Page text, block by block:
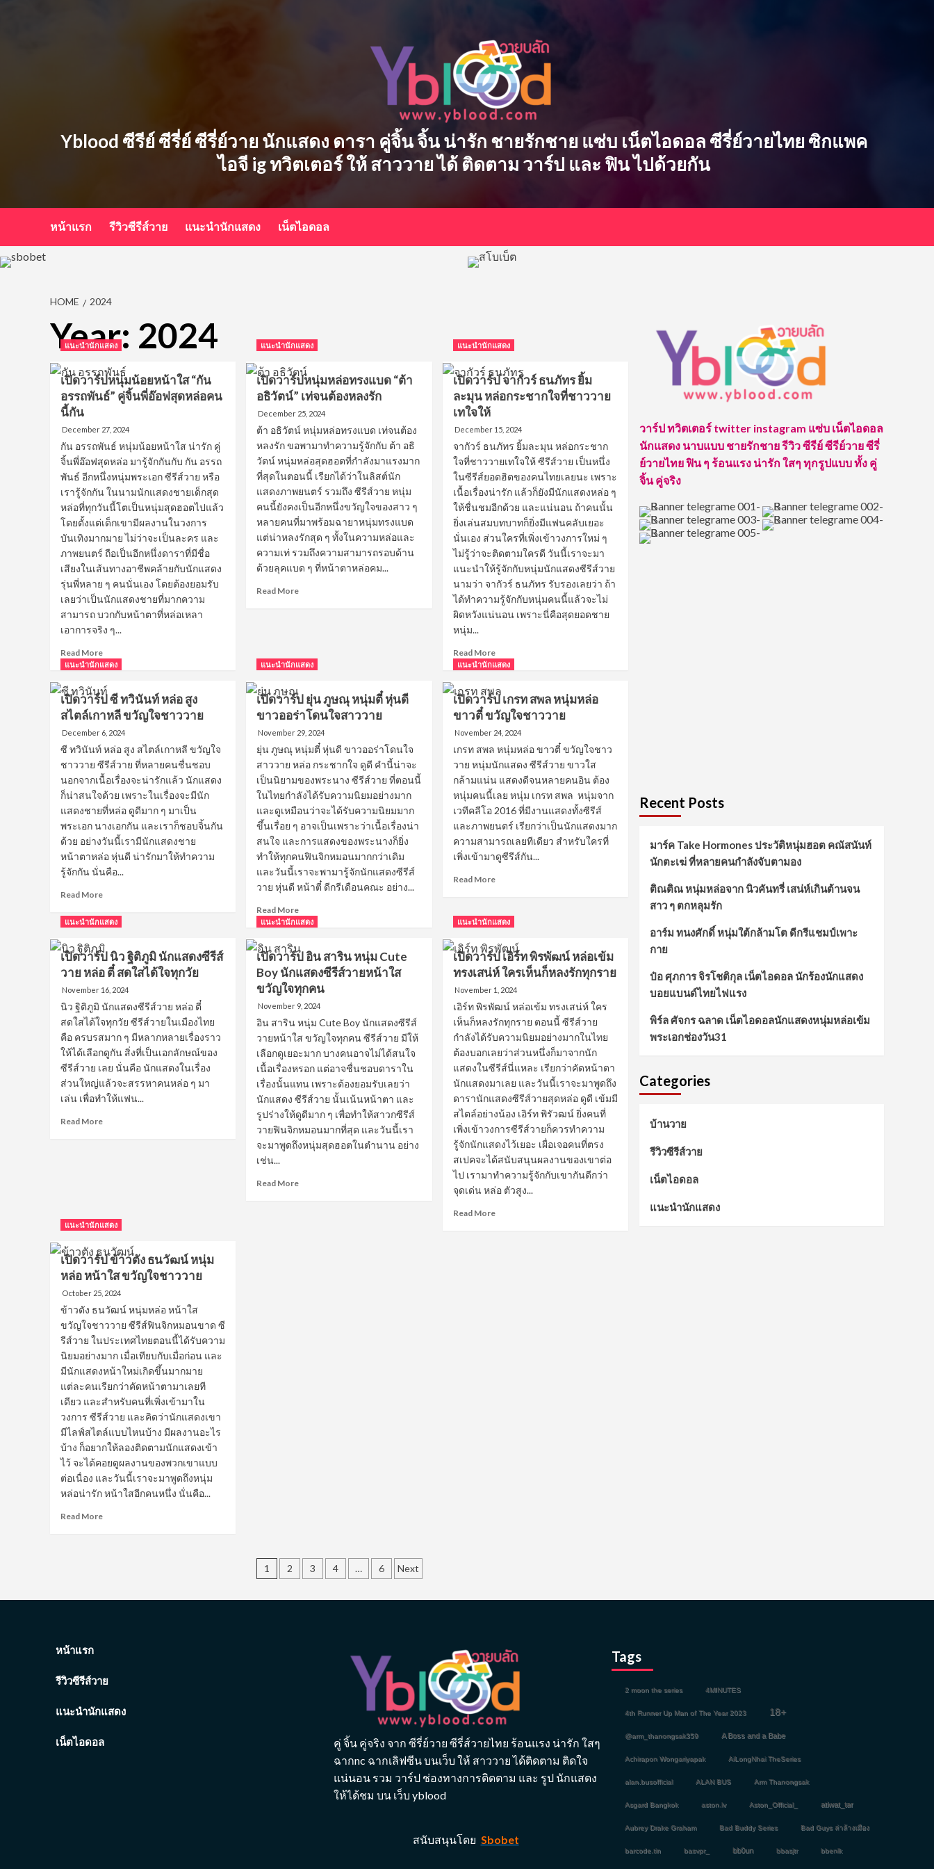
Yblood ซีรีย์ ซีรี่ย์ ซีรี่ย์วาย นักแสดง ดารา คู่จิ้น จิ้น น่ารัก ชายรักชาย แซ่บ เน็ตไอดอล ซีรี่ย์วายไทย ซิกแพค
ไอจี ig ทวิตเตอร์ ให้ สาววาย ได้ ติดตาม วาร์ป และ ฟิน ไปด้วยกัน
หน้าแรก รีวิวซีรีส์วาย แนะนำนักแสดง เน็ตไอดอล
HOME 2024
Year: 2024
แนะนำนักแสดง
เปิดวาร์ปหนุ่มน้อยหน้าใส “กัน
อรรถพันธ์” คู่จิ้นพี่อ๊อฟสุดหล่อคน
นี้กัน
December 27, 2024
กัน อรรถพันธ์ หนุ่มน้อยหน้าใส น่ารัก คู่
จิ้นพี่อ๊อฟสุดหล่อ มารู้จักกันกับ กัน อรรถ
พันธ์ อีกหนึ่งหนุ่มพระเอก ซีรีส์วาย หรือ
เรารู้จักกัน ในนามนักแสดงชายเด็กสุด
หล่อที่ทุกวันนี้โตเป็นหนุ่มสุดฮอตไปแล้ว
โดยตั้งแต่เด็กเขามีผลงานในวงการ
บันเทิงมากมาย ไม่ว่าจะเป็นละคร และ
ภาพยนตร์ ถือเป็นอีกหนึ่งดาราที่มีชื่อ
เสียงในเส้นทางอาชีพคล้ายกับนักแสดง
รุ่นพี่หลาย ๆ คนนั่นเอง โดยต้องยอมรับ
เลยว่าเป็นนักแสดงชายที่มากความ
สามารถ บวกกับหน้าตาที่หล่อเหลา
เอาการจริง ๆ...
Read MoreRead
more
เปิด
วาร์
ป
หนุ่ม
น้อยห
น้า
ใส
“กัน
อรรถ
พันธ์”
คู่
จิ้
สุด
หล่อ
กัน
แนะนำนักแสดง
เปิดวาร์ปหนุ่มหล่อทรงแบด “ต้า
อธิวัตน์” เท่จนต้องหลงรัก
December 25, 2024
ต้า อธิวัตน์ หนุ่มหล่อทรงแบด เท่จนต้อง
หลงรัก ขอพามาทำความรู้จักกับ ต้า อธิ
วัตน์ หนุ่มหล่อสุดฮอตที่กำลังมาแรงมาก
ที่สุดในตอนนี้ เรียกได้ว่าในลิสต์นัก
แสดงภาพยนตร์ รวมถึง ซีรีส์วาย หนุ่ม
คนนี้ยังคงเป็นอีกหนึ่งขวัญใจของสาว ๆ
หลายคนที่มาพร้อมฉายาหนุ่มทรงแบด
แต่น่าหลงรักสุด ๆ ทั้งในความหล่อและ
ความเท่ รวมถึงความสามารถรอบด้าน
ด้วยลุคแบด ๆ ที่หน้าตาหล่อคม...
Read MoreRead
หนุ่ม
ทรง
แบด
“ต้า
อธิ
วัต
น์”
จน
ต้อง
หลง
รัก
แนะนำนักแสดง
เปิดวาร์ป จากัวร์ ธนภัทร ยิ้ม
ละมุน หล่อกระชากใจที่ชาววาย
เทใจให้
December 15, 2024
จากัวร์ ธนภัทร ยิ้มละมุน หล่อกระชาก
ใจที่ชาววายเทใจให้ ซีรีส์วาย เป็นหนึ่ง
ในซีรีส์ยอดฮิตของคนไทยเลยนะ เพราะ
เนื้อเรื่องน่ารัก แล้วก็ยังมีนักแสดงหล่อ ๆ
ให้ชื่นชมอีกด้วย และแน่นอน ถ้าคนนั้น
ยิ่งเล่นสมบทบาทก็ยิ่งมีแฟนคลับเยอะ
นั่นเอง ส่วนใครที่เพิ่งเข้าวงการใหม่ ๆ
ไม่รู้ว่าจะติดตามใครดี วันนี้เราจะมา
แนะนำให้รู้จักกับหนุ่มนักแสดงซีรีส์วาย
นามว่า จากัวร์ ธนภัทร รับรองเลยว่า ถ้า
ได้ทำความรู้จักกับหนุ่มคนนี้แล้วจะไม่
ผิดหวังแน่นอน เพราะนี่คือสุดยอดชาย
หนุ่ม...
Read MoreRead
more
เปิด
วาร์
ป
จากั
ธน
ภัทร
ยิ้ม
ละมุน
หล่อ
กระชาก
ชาว
ให้
แนะนำนักแสดง
เปิดวาร์ป ซี ทวินันท์ หล่อ สูง
สไตล์เกาหลี ขวัญใจชาววาย
December 6, 2024
ซี ทวินันท์ หล่อ สูง สไตล์เกาหลี ขวัญใจ
ชาววาย ซีรีส์วาย ที่หลายคนชื่นชอบ
นอกจากเนื้อเรื่องจะน่ารักแล้ว นักแสดง
ก็น่าสนใจด้วย เพราะในเรื่องจะมีนัก
แสดงชายที่หล่อ ดูดีมาก ๆ มาเป็น
พระเอก นางเอกกัน และเราก็ชอบจิ้นกัน
ด้วย อย่างวันนี้เรามีนักแสดงชาย
หน้าตาหล่อ หุ่นดี น่ารักมาให้ทำความ
รู้จักกัน นั่นคือ...
Read MoreRead
about
วาร์
ป
ซี
ทวิ
หล่อ
สูง
สไตล์
เกาหลี
ขวัญใจ
ชาว
วาย
แนะนำนักแสดง
เปิดวาร์ป ยุ่น ภูษณุ หนุ่มตี๋ หุ่นดี
ขาวออร่าโดนใจสาววาย
November 29, 2024
ยุ่น ภูษณุ หนุ่มตี๋ หุ่นดี ขาวออร่าโดนใจ
สาววาย หล่อ กระชากใจ ดูดี คำนี้น่าจะ
เป็นนิยามของพระนาง ซีรีส์วาย ที่ตอนนี้
ในไทยกำลังได้รับความนิยมอย่างมาก
และดูเหมือนว่าจะได้รับความนิยมมาก
ขึ้นเรื่อย ๆ อาจเป็นเพราะว่าเนื้อเรื่องน่า
สนใจ และการแสดงของพระนางก็ยิ่ง
ทำให้ทุกคนฟินจิกหมอนมากกว่าเดิม
และวันนี้เราจะพามารู้จักนักแสดงซีรีส์
วาย หุ่นดี หน้าตี๋ ดีกรีเดือนคณะ อย่าง...
Read MoreRead
more
เปิด
วาร์
ป
ยุ่น
หนุ่ม
ตี๋
หุ่น
ดี
ขาว
ออ
ร่า
โดน
ใจ
สาว
วาย
แนะนำนักแสดง
เปิดวาร์ป เกรท สพล หนุ่มหล่อ
ขาวตี๋ ขวัญใจชาววาย
November 24, 2024
เกรท สพล หนุ่มหล่อ ขาวตี๋ ขวัญใจชาว
วาย หนุ่มนักแสดง ซีรีส์วาย ขาวใส
กล้ามแน่น แสดงดีจนหลายคนอิน ต้อง
หนุ่มคนนี้เลย หนุ่ม เกรท สพล หนุ่มจาก
เวทีคลีโอ 2016 ที่มีงานแสดงทั้งซีรีส์
และภาพยนตร์ เรียกว่าเป็นนักแสดงมาก
ความสามารถเลยทีเดียว สำหรับใครที่
เพิ่งเข้ามาดูซีรีส์กัน...
Read MoreRead
เปิด
วาร์
ป
เกรท
สพล
หล่อ
ขาว
ตี๋
ขวัญใจ
ชาว
วาย
แนะนำนักแสดง
เปิดวาร์ป นิว ฐิติภูมิ นักแสดงซีรีส์
วาย หล่อ ตี๋ สดใสได้ใจทุกวัย
November 16, 2024
นิว ฐิติภูมิ นักแสดงซีรีส์วาย หล่อ ตี๋
สดใสได้ใจทุกวัย ซีรีส์วายในเมืองไทย
คือ ครบรสมาก ๆ มีหลากหลายเรื่องราว
ให้ได้เลือกดูกัน สิ่งที่เป็นเอกลักษณ์ของ
ซีรีส์วาย เลย นั่นคือ นักแสดงในเรื่อง
ส่วนใหญ่แล้วจะสรรหาคนหล่อ ๆ มา
เล่น เพื่อทำให้แฟน...
Read MoreRead
ภูมิ
แสดง
ซี
รีส์
วาย
หล่อ
สดใส
ได้ใจ
ทุก
วัย
แนะนำนักแสดง
เปิดวาร์ป อิน สาริน หนุ่ม Cute
Boy นักแสดงซีรีส์วายหน้าใส
ขวัญใจทุกคน
November 9, 2024
อิน สาริน หนุ่ม Cute Boy นักแสดงซีรีส์
วายหน้าใส ขวัญใจทุกคน ซีรีส์วาย มีให้
เลือกดูเยอะมาก บางคนอาจไม่ได้สนใจ
เนื้อเรื่องหรอก แต่อาจชื่นชอบดาราใน
เรื่องนั้นแทน เพราะต้องยอมรับเลยว่า
นักแสดง ซีรีส์วาย นั้นเน้นหน้าตา และ
รูปร่างให้ดูดีมาก ๆ เพื่อทำให้สาวกซีรีส์
วายฟินจิกหมอนมากที่สุด และวันนี้เรา
จะมาพูดถึงหนุ่มสุดฮอตในตำนาน อย่าง
เช่น...
Read MoreRead
แนะนำนักแสดง
เปิดวาร์ป เอิร์ท พิรพัฒน์ หล่อเข้ม
ทรงเสน่ห์ ใครเห็นก็หลงรักทุกราย
November 1, 2024
เอิร์ท พิรพัฒน์ หล่อเข้ม ทรงเสน่ห์ ใคร
เห็นก็หลงรักทุกราย ตอนนี้ ซีรีส์วาย
กำลังได้รับความนิยมอย่างมากในไทย
ต้องบอกเลยว่าส่วนหนึ่งก็มาจากนัก
แสดงในซีรีส์นี่แหละ เรียกว่าคัดหน้าตา
นักแสดงมาเลย และวันนี้เราจะมาพูดถึง
ดารานักแสดงซีรีส์วายสุดหล่อ ดูดี เข้มมี
สไตล์อย่างน้อง เอิร์ท พิรัวฒน์ ยิ่งคนที่
เพิ่งเข้าวงการซีรีส์วายก็ควรทำความ
รู้จักนักแสดงไว้เยอะ เผื่อเจอคนที่ตรง
สเปคจะได้สนับสนุนผลงานของเขาต่อ
ไป เรามาทำความรู้จักกับเขากันดีกว่า
จุดเด่น หล่อ ตัวสูง...
Read MoreRead
แนะนำนักแสดง
เปิดวาร์ป ข้าวตัง ธนวัฒน์ หนุ่ม
หล่อ หน้าใส ขวัญใจชาววาย
October 25, 2024
ข้าวตัง ธนวัฒน์ หนุ่มหล่อ หน้าใส
ขวัญใจชาววาย ซีรีส์ฟินจิกหมอนขาด ซี
รีส์วาย ในประเทศไทยตอนนี้ได้รับความ
นิยมอย่างมาก เมื่อเทียบกับเมื่อก่อน และ
มีนักแสดงหน้าใหม่เกิดขึ้นมากมาย
แต่ละคนเรียกว่าคัดหน้าตามาเลยที
เดียว และสำหรับคนที่เพิ่งเข้ามาใน
วงการ ซีรีส์วาย และคิดว่านักแสดงเขา
มีไลฟ์สไตล์แบบไหนบ้าง มีผลงานอะไร
บ้าง ก็อยากให้ลองติดตามนักแสดงเข้า
ไว้ จะได้คอยดูผลงานของพวกเขาแบบ
ต่อเนื่อง และวันนี้เราจะมาพูดถึงหนุ่ม
หล่อน่ารัก หน้าใสอีกคนหนึ่ง นั่นคือ...
Read MoreRead
ใส
ชาว
Posts
1 2 3 4 … 6 Next
วาร์ป ทวิตเตอร์ twitter instagram แซ่บ เน็ตไอดอล
นักแสดง นาบแบบ ชายรักชาย รีวิว ซีรีย์ ซีรีย์วาย ซีรี่
ย์วายไทย ฟิน ๆ ร้อนแรง น่ารัก ใสๆ ทุกรูปแบบ ทั้ง คู่
จิ้น คู่จริง
Recent Posts
มาร์ค Take Hormones ประวัติหนุ่มฮอต คณัสนันท์
นักตะเฆ่ ที่หลายคนกำลังจับตามอง
ติณติณ หนุ่มหล่อจาก นิวคันทรี่ เสน่ห์เกินต้านจน
สาว ๆ ตกหลุมรัก
อาร์ม ทนงศักดิ์ หนุ่มใต้กล้ามโต ดีกรีแชมป์เพาะ
กาย
ป๋อ ศุภการ จิรโชติกุล เน็ตไอดอล นักร้องนักแสดง
บอยแบนด์ไทยไฟแรง
พิร์ล ศัจกร ฉลาด เน็ตไอดอลนักแสดงหนุ่มหล่อเข้ม
พระเอกช่องวัน31
Categories
บ้านวาย
รีวิวซีรีส์วาย
เน็ตไอดอล
แนะนำนักแสดง
หน้าแรก
รีวิวซีรีส์วาย
แนะนำนักแสดง
เน็ตไอดอล
คู่ จิ้น คู่จริง จาก ซีรี่ย์วาย ซีรี่ส์วายไทย ร้อนแรง น่ารัก ใสๆ
ฉากnc ฉากเลิฟซีน บนเว็บ ให้ สาววาย ได้ติดตาม ติดใจ
แน่นอน รวม วาร์ป ช่องทางการติดตาม และ รูป นักแสดง
ให้ได้ชม บน เว็บ yblood
สนับสนุนโดย Sbobet
Tags
2 moon the series 4MINUTES
4th Runner Up Man of The Year 2023 18+
@arm_thanongsak359 A Boss and a Babe
Achirapon Wongariyapak AiLongNhai TheSeries
alan.busofficial ALAN BUS Arm Thanongsak
Asgard Bangkok aston.lv Aston_Official_ atiwat_tar
Aubrey Drake Graham Bad Buddy Series Bad Guys ล่าล้างเมือง
barcode.tin basvpr_ bb0un bbasjtr bbenlk